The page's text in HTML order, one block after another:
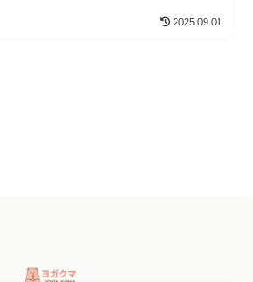
2025.09.01